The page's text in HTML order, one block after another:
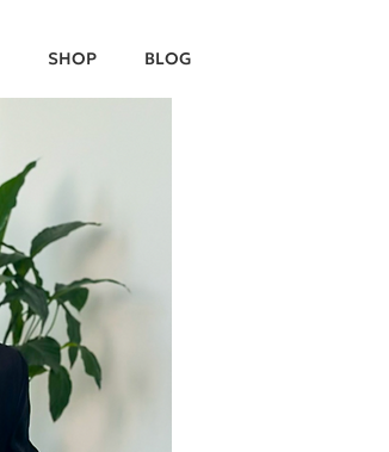
SHOP BLOG